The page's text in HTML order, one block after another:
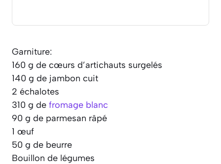
Garniture:
160 g de cœurs d’artichauts surgelés
140 g de jambon cuit
2 échalotes
310 g de fromage blanc
90 g de parmesan râpé
1 œuf
50 g de beurre
Bouillon de légumes